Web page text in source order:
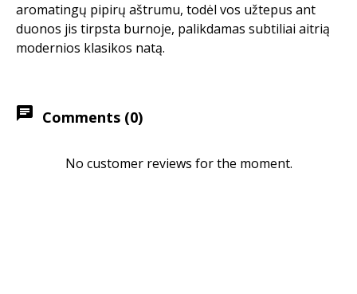
aromatingų pipirų aštrumu, todėl vos užtepus ant
duonos jis tirpsta burnoje, palikdamas subtiliai aitrią
modernios klasikos natą.
chat Comments (0)
No customer reviews for the moment.